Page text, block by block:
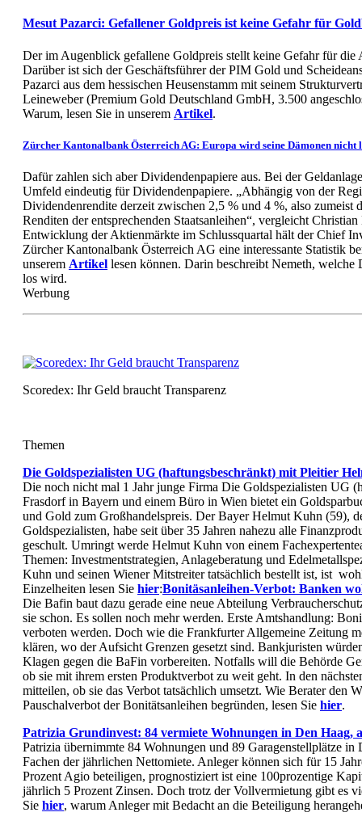
Mesut Pazarci: Gefallener Goldpreis ist keine Gefahr für
Der im Augenblick gefallene Goldpreis stellt keine Gefahr für die
Darüber ist sich der Geschäftsführer der PIM Gold und
Pazarci aus dem hessischen Heusenstamm mit seinem
Leineweber (Premium Gold Deutschland GmbH, 3.500
Warum, lesen Sie in unserem Artikel.
Zürcher Kantonalbank Österreich AG: Europa wird seine Dämonen nicht
Dafür zahlen sich aber Dividendenpapiere aus. Bei der
Umfeld eindeutig für Dividendenpapiere. „Abhängig von der
Dividendenrendite derzeit zwischen 2,5 % und 4 %, also zumeist
Renditen der entsprechenden Staatsanleihen“, vergleicht
Entwicklung der Aktienmärkte im Schlussquartal hält der Chief
Zürcher Kantonalbank Österreich AG eine interessante Statistik
unserem Artikel lesen können. Darin beschreibt Nemeth, welche
los wird.
Werbung
Scoredex: Ihr Geld braucht Transparenz
Themen
Die Goldspezialisten UG (haftungsbeschränkt) mit Pleitier
Die noch nicht mal 1 Jahr junge Firma Die Goldspezialisten UG
Frasdorf in Bayern und einem Büro in Wien bietet ein
und Gold zum Großhandelspreis. Der Bayer Helmut Kuhn (59),
Goldspezialisten, habe seit über 35 Jahren nahezu alle
geschult. Umringt werde Helmut Kuhn von einem
Themen: Investmentstrategien, Anlageberatung und
Kuhn und seinen Wiener Mitstreiter tatsächlich bestellt ist, ist
Einzelheiten lesen Sie hier:Bonitäsanleihen-Verbot: Banken
Die Bafin baut dazu gerade eine neue Abteilung
sie schon. Es sollen noch mehr werden. Erste Amtshandlung:
verboten werden. Doch wie die Frankfurter Allgemeine Zeitung
klären, wo der Aufsicht Grenzen gesetzt sind. Bankjuristen
Klagen gegen die BaFin vorbereiten. Notfalls will die Behörde
ob sie mit ihrem ersten Produktverbot zu weit geht. In den
mitteilen, ob sie das Verbot tatsächlich umsetzt. Wie Berater den
Pauschalverbot der Bonitätsanleihen begründen, lesen Sie hier.
Patrizia Grundinvest: 84 vermiete Wohnungen in Den Haag,
Patrizia übernimmte 84 Wohnungen und 89 Garagenstellplätze in
Fachen der jährlichen Nettomiete. Anleger können sich für 15
Prozent Agio beteiligen, prognostiziert ist eine 100prozentige
jährlich 5 Prozent Zinsen. Doch trotz der Vollvermietung gibt es
Sie hier, warum Anleger mit Bedacht an die Beteiligung